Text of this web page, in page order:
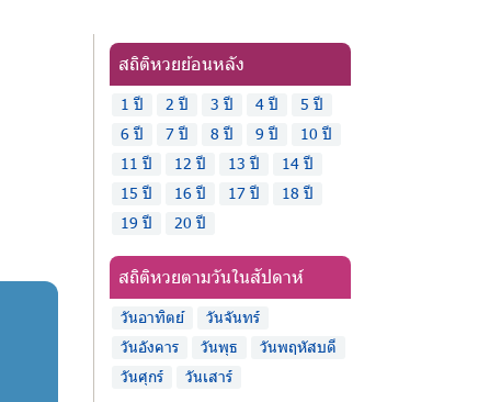
สถิติหวยย้อนหลัง
1 ปี 2 ปี 3 ปี 4 ปี
5 ปี
6 ปี
7 ปี 8 ปี 9 ปี
10 ปี
11 ปี
12 ปี 13 ปี
14 ปี
15 ปี
16 ปี 17 ปี
18 ปี
19 ปี
20 ปี
สถิติหวยตามวันในสัปดาห์
วันอาทิตย์
วันจันทร์
วันอังคาร
วันพุธ
วันพฤหัสบดี
วันศุกร์
วันเสาร์